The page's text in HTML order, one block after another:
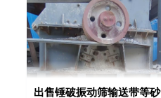
出售锤破振动筛输送带等砂